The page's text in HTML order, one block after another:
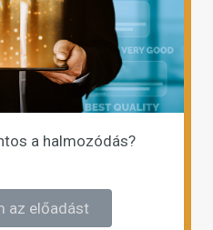
a halmozódás?
az előadást